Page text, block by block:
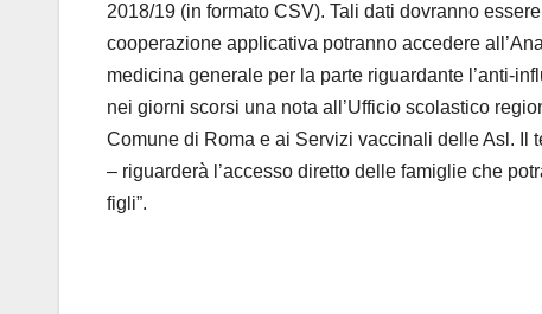
2018/19 (in formato CSV). Tali dati dovranno
cooperazione applicativa potranno accedere
medicina generale per la parte riguardante l’anti-
nei giorni scorsi una nota all’Ufficio scolastico
Comune di Roma e ai Servizi vaccinali delle Asl. Il
– riguarderà l’accesso diretto delle famiglie che
figli”.